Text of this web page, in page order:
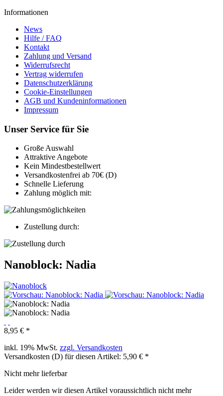
Informationen
News
Hilfe / FAQ
Kontakt
Zahlung und Versand
Widerrufsrecht
Vertrag widerrufen
Datenschutzerklärung
Cookie-Einstellungen
AGB und Kundeninformationen
Impressum
Unser Service für Sie
Große Auswahl
Attraktive Angebote
Kein Mindestbestellwert
Versandkostenfrei ab 70€ (D)
Schnelle Lieferung
Zahlung möglich mit:
Zustellung durch:
Nanoblock: Nadia
8,95 € *
inkl. 19% MwSt. zzgl. Versandkosten
Versandkosten (D) für diesen Artikel: 5,90 € *
Nicht mehr lieferbar
Leider werden wir diesen Artikel voraussichtlich nicht mehr